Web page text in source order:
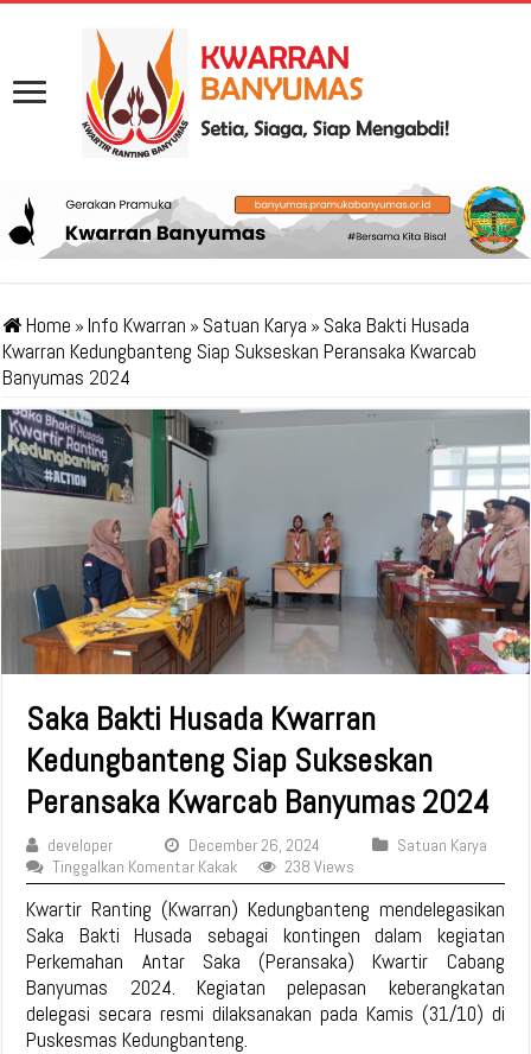
Home »Info Kwarran » Satuan Karya » Saka Bakti Husada
Kwarran Kedungbanteng Siap Sukseskan Peransaka Kwarcab
Banyumas 2024
Saka Bakti Husada Kwarran
Kedungbanteng Siap Sukseskan
Peransaka Kwarcab Banyumas 2024
developer December 26, 2024
Satuan Karya
Tinggalkan Komentar Kakak
238 Views
Kwartir Ranting (Kwarran) Kedungbanteng mendelegasikan
Saka Bakti Husada sebagai kontingen dalam kegiatan
Perkemahan Antar Saka (Peransaka) Kwartir Cabang
Banyumas 2024. Kegiatan pelepasan keberangkatan
delegasi secara resmi dilaksanakan pada Kamis (31/10) di
Puskesmas Kedungbanteng.